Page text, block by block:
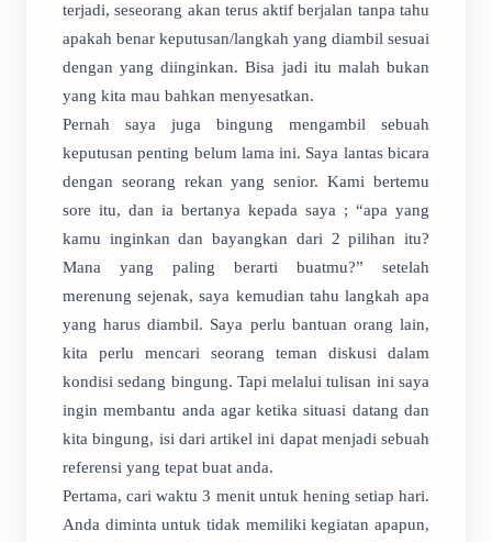
terjadi, seseorang akan terus aktif berjalan tanpa tahu
apakah benar keputusan/langkah yang diambil sesuai
dengan yang diinginkan. Bisa jadi itu malah bukan
yang kita mau bahkan menyesatkan.
Pernah saya juga bingung mengambil sebuah
keputusan penting belum lama ini. Saya lantas bicara
dengan seorang rekan yang senior. Kami bertemu
sore itu, dan ia bertanya kepada saya ; “apa yang
kamu inginkan dan bayangkan dari 2 pilihan itu?
Mana yang paling berarti buatmu?” setelah
merenung sejenak, saya kemudian tahu langkah apa
yang harus diambil. Saya perlu bantuan orang lain,
kita perlu mencari seorang teman diskusi dalam
kondisi sedang bingung. Tapi melalui tulisan ini saya
ingin membantu anda agar ketika situasi datang dan
kita bingung, isi dari artikel ini dapat menjadi sebuah
referensi yang tepat buat anda.
Pertama, cari waktu 3 menit untuk hening setiap hari.
Anda diminta untuk tidak memiliki kegiatan apapun,